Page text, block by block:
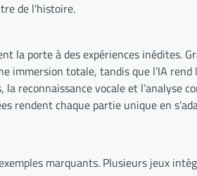
de l'histoire.
la porte à des expériences inédites.
immersion totale, tandis que l’IA rend
reconnaissance vocale et l’analyse
rendent chaque partie unique en
marquants. Plusieurs jeux